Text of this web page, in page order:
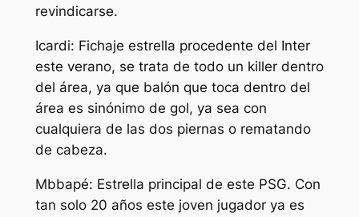
revindicarse.
Icardi: Fichaje estrella procedente del Inter
este verano, se trata de todo un killer dentro
del área, ya que balón que toca dentro del
área es sinónimo de gol, ya sea con
cualquiera de las dos piernas o rematando
de cabeza.
Mbbapé: Estrella principal de este PSG. Con
tan solo 20 años este joven jugador ya es